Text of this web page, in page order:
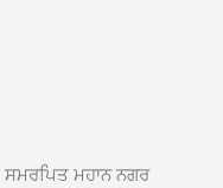
ਸਮਰਪਿਤ ਮਹਾਨ ਨਗਰ